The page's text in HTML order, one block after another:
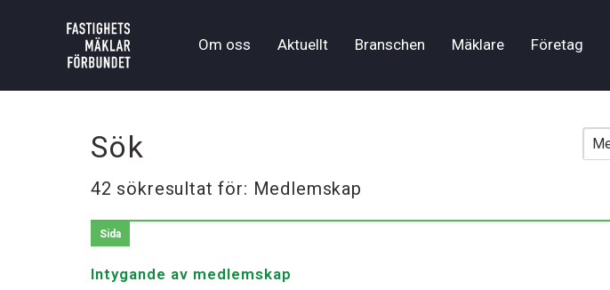
Om oss Aktuellt Branschen Mäklare Företag
Sök
42 sökresultat för: Medlemskap
Sida
Intygande av medlemskap